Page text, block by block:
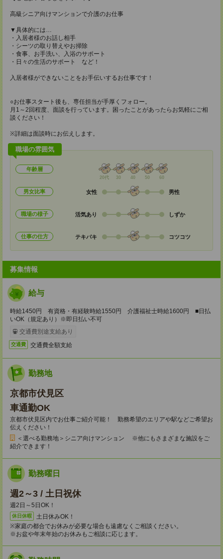
高級シニア向けマンションで介護のお仕事
▼具体的には…
・入居者様のお話し相手
・シーツの取り替えやお掃除
・食事、お手洗い、入浴のサポート
・日々の生活のサポート など！
入居者様ができないことをお手伝いするお仕事です！
○お仕事スタート後も、専任担当が手厚くフォロー。
月1～2回程度、面談を行っています。困ったことがあったらお気軽にご相
談ください！
※詳細は面談時にお伝えします。
職場の雰囲気
年齢層
20代 30 40 50 60
男女比率 女性 男性
職場の様子 活気あり しずか
仕事の仕方 テキパキ コツコツ
募集情報
給与
時給1450円 有資格・有経験時給1550円 介護福祉士時給1600円 ■日払
いOK（規定あり）※即日払い不可
交通費別途支給あり
交通費 交通費全額支給
勤務地
京都市伏見区
車通勤OK
京都市伏見区内でお仕事ご紹介可能！ 勤務希望のエリアや駅などご希望お
伝えください！
＜選べる勤務地＞シニア向けマンション ※他にもさまざまな施設をご
紹介できます！
勤務曜日
週2～3 / 土日祝休
週2日～5日OK！
休日休暇
土日休みOK！
※家庭の都合でお休みが必要な場合も遠慮なくご相談ください。
※お盆や年末年始のお休みもご相談に応じます。